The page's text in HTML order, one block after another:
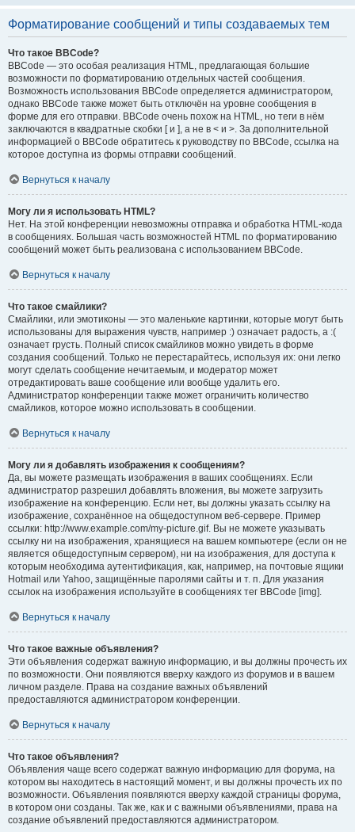
Форматирование сообщений и типы создаваемых тем
Что такое BBCode?
BBCode — это особая реализация HTML, предлагающая большие
возможности по форматированию отдельных частей сообщения.
Возможность использования BBCode определяется администратором,
однако BBCode также может быть отключён на уровне сообщения в
форме для его отправки. BBCode очень похож на HTML, но теги в нём
заключаются в квадратные скобки [ и ], а не в < и >. За дополнительной
информацией о BBCode обратитесь к руководству по BBCode, ссылка на
которое доступна из формы отправки сообщений.
Вернуться к началу
Могу ли я использовать HTML?
Нет. На этой конференции невозможны отправка и обработка HTML-кода
в сообщениях. Большая часть возможностей HTML по форматированию
сообщений может быть реализована с использованием BBCode.
Вернуться к началу
Что такое смайлики?
Смайлики, или эмотиконы — это маленькие картинки, которые могут быть
использованы для выражения чувств, например :) означает радость, а :(
означает грусть. Полный список смайликов можно увидеть в форме
создания сообщений. Только не перестарайтесь, используя их: они легко
могут сделать сообщение нечитаемым, и модератор может
отредактировать ваше сообщение или вообще удалить его.
Администратор конференции также может ограничить количество
смайликов, которое можно использовать в сообщении.
Вернуться к началу
Могу ли я добавлять изображения к сообщениям?
Да, вы можете размещать изображения в ваших сообщениях. Если
администратор разрешил добавлять вложения, вы можете загрузить
изображение на конференцию. Если нет, вы должны указать ссылку на
изображение, сохранённое на общедоступном веб-сервере. Пример
ссылки: http://www.example.com/my-picture.gif. Вы не можете указывать
ссылку ни на изображения, хранящиеся на вашем компьютере (если он не
является общедоступным сервером), ни на изображения, для доступа к
которым необходима аутентификация, как, например, на почтовые ящики
Hotmail или Yahoo, защищённые паролями сайты и т. п. Для указания
ссылок на изображения используйте в сообщениях тег BBCode [img].
Вернуться к началу
Что такое важные объявления?
Эти объявления содержат важную информацию, и вы должны прочесть их
по возможности. Они появляются вверху каждого из форумов и в вашем
личном разделе. Права на создание важных объявлений
предоставляются администратором конференции.
Вернуться к началу
Что такое объявления?
Объявления чаще всего содержат важную информацию для форума, на
котором вы находитесь в настоящий момент, и вы должны прочесть их по
возможности. Объявления появляются вверху каждой страницы форума,
в котором они созданы. Так же, как и с важными объявлениями, права на
создание объявлений предоставляются администратором.